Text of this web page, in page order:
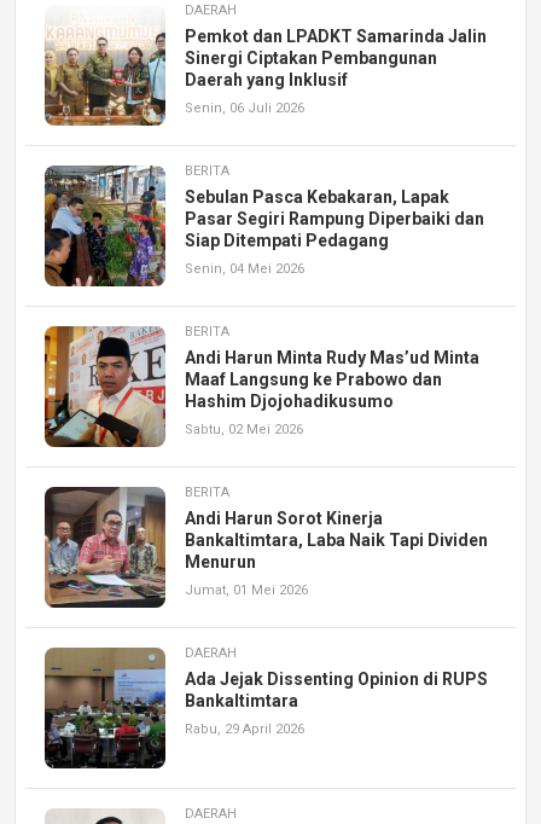
DAERAH
Pemkot dan LPADKT Samarinda Jalin
Sinergi Ciptakan Pembangunan
Daerah yang Inklusif
Senin, 06 Juli 2026
BERITA
Sebulan Pasca Kebakaran, Lapak
Pasar Segiri Rampung Diperbaiki dan
Siap Ditempati Pedagang
Senin, 04 Mei 2026
BERITA
Andi Harun Minta Rudy Mas’ud Minta
Maaf Langsung ke Prabowo dan
Hashim Djojohadikusumo
Sabtu, 02 Mei 2026
BERITA
Andi Harun Sorot Kinerja
Bankaltimtara, Laba Naik Tapi Dividen
Menurun
Jumat, 01 Mei 2026
DAERAH
Ada Jejak Dissenting Opinion di RUPS
Bankaltimtara
Rabu, 29 April 2026
DAERAH